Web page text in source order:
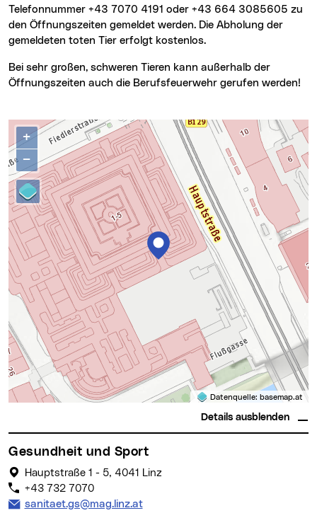
Telefonnummer +43 7070 4191 oder +43 664 3085605 zu
den Öffnungszeiten gemeldet werden. Die Abholung der
gemeldeten toten Tier erfolgt kostenlos.
Bei sehr großen, schweren Tieren kann außerhalb der
Öffnungszeiten auch die Berufsfeuerwehr gerufen werden!
Kontakte
Karte überspringen
+
−
Datenquelle: basemap.at
Details ausblenden
Gesundheit und Sport
Hauptstraße 1 - 5, 4041 Linz
+43 732 7070
E-Mail Adresse:
sanitaet.gs@mag.linz.at